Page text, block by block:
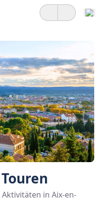
in Aix-en-